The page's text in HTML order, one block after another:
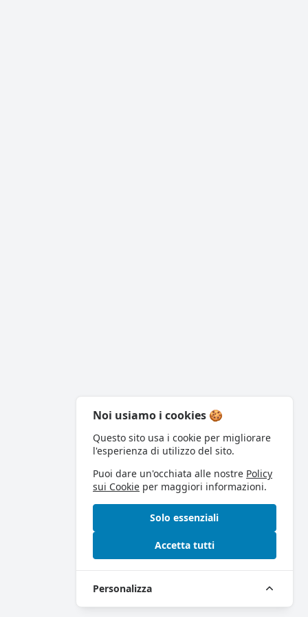
Noi usiamo i cookies 🍪
Questo sito usa i cookie per migliorare
l'esperienza di utilizzo del sito.
Puoi dare un'occhiata alle nostre Policy
sui Cookie per maggiori informazioni.
Solo essenziali
Accetta tutti
Personalizza